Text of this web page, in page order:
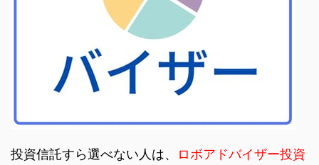
投資信託すら選べない人は、
ロボアドバイザー投資